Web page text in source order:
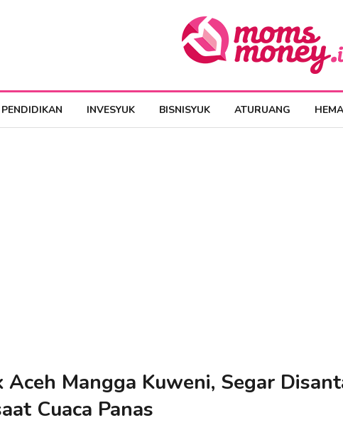
PENDIDIKAN INVESYUK BISNISYUK ATURUANG
Aceh Mangga Kuweni, Segar
Cuaca Panas